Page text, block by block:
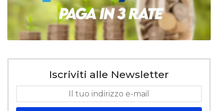
Iscriviti alle Newsletter